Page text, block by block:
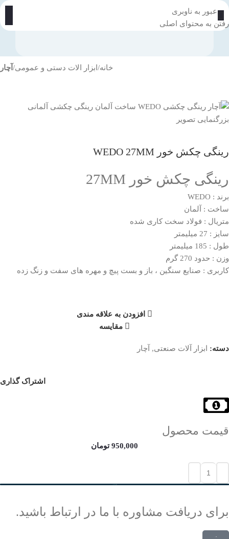
عبور به ناوبری
رفتن به محتوای اصلی
خانه ابزار الات دستی و عمومی آچار
بزرگنمایی تصویر
رینگی چکش خور WEDO 27MM
رینگی چکش خور 27MM
برند : WEDO
ساخت : آلمان
متریال : فولاد سخت کاری شده
سایز : 27 میلیمتر
طول : 185 میلیمتر
وزن : حدود 270 گرم
کاربری : صنایع سنگین ، باز و بست پیچ و مهره های سفت و زنگ زده
افزودن به علاقه مندی
مقایسه
دسته: ابزار آلات صنعتی, آچار
اشتراک گذاری
قیمت محصول
950,000 تومان
برای دریافت مشاوره با ما در ارتباط باشید.